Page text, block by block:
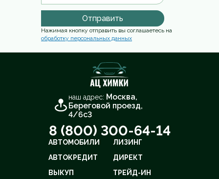
Отправить
Нажимая кнопку отправить вы соглашаетесь на
обработку персональных данных
наш адрес: Москва,
Береговой проезд,
4/6с3
8 (800) 300-64-14
АВТОМОБИЛИ
ЛИЗИНГ
АВТОКРЕДИТ
ДИРЕКТ
ВЫКУП
ТРЕЙД-ИН